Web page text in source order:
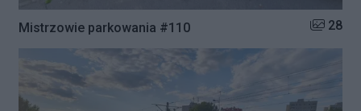
Mistrzowie parkowania #110 Liczba
28